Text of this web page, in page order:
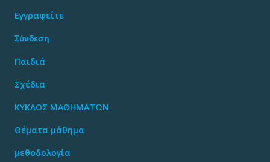
Εγγραφείτε
Σύνδεση
Παιδιά
Σχέδια
ΚΥΚΛΟΣ ΜΑΘΗΜΑΤΩΝ
Θέματα μάθημα
μεθοδολογία